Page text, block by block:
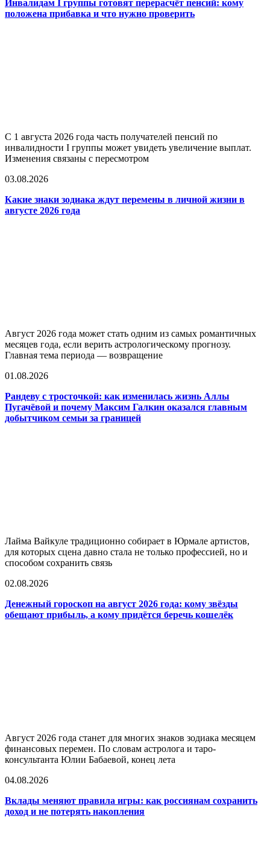
Инвалидам I группы готовят перерасчёт пенсий: кому
положена прибавка и что нужно проверить
С 1 августа 2026 года часть получателей пенсий по
инвалидности I группы может увидеть увеличение выплат.
Изменения связаны с пересмотром
03.08.2026
Какие знаки зодиака ждут перемены в личной жизни в
августе 2026 года
Август 2026 года может стать одним из самых романтичных
месяцев года, если верить астрологическому прогнозу.
Главная тема периода — возвращение
01.08.2026
Рандеву с тросточкой: как изменилась жизнь Аллы
Пугачёвой и почему Максим Галкин оказался главным
добытчиком семьи за границей
Лайма Вайкуле традиционно собирает в Юрмале артистов,
для которых сцена давно стала не только профессией, но и
способом сохранить связь
02.08.2026
Денежный гороскоп на август 2026 года: кому звёзды
обещают прибыль, а кому придётся беречь кошелёк
Август 2026 года станет для многих знаков зодиака месяцем
финансовых перемен. По словам астролога и таро-
консультанта Юлии Бабаевой, конец лета
04.08.2026
Вклады меняют правила игры: как россиянам сохранить
доход и не потерять накопления